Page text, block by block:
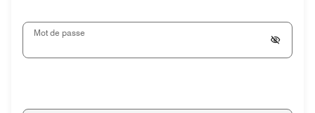
Mot de passe